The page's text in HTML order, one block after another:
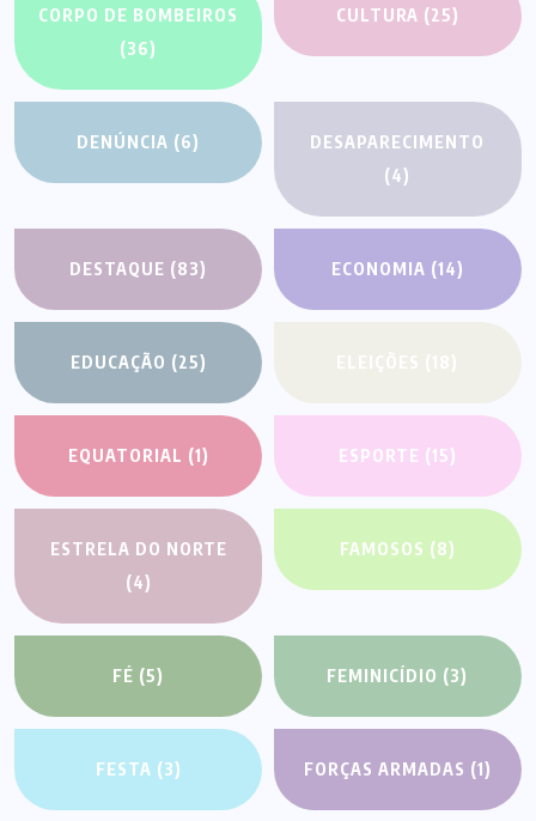
CORPO DE BOMBEIROS
(36)
CULTURA (25)
DENÚNCIA (6)
DESAPARECIMENTO
(4)
DESTAQUE (83) ECONOMIA (14)
EDUCAÇÃO (25)
EQUATORIAL (1) ESPORTE (15)
ESTRELA DO NORTE
(4)
FAMOSOS (8)
FÉ (5) FEMINICÍDIO (3)
FESTA (3) FORÇAS ARMADAS (1)